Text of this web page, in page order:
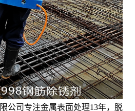
公司专注金属表面处理13年，脱